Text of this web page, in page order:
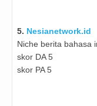
5. Nesianetwork.id
Niche berita bahasa
skor DA 5
skor PA 5